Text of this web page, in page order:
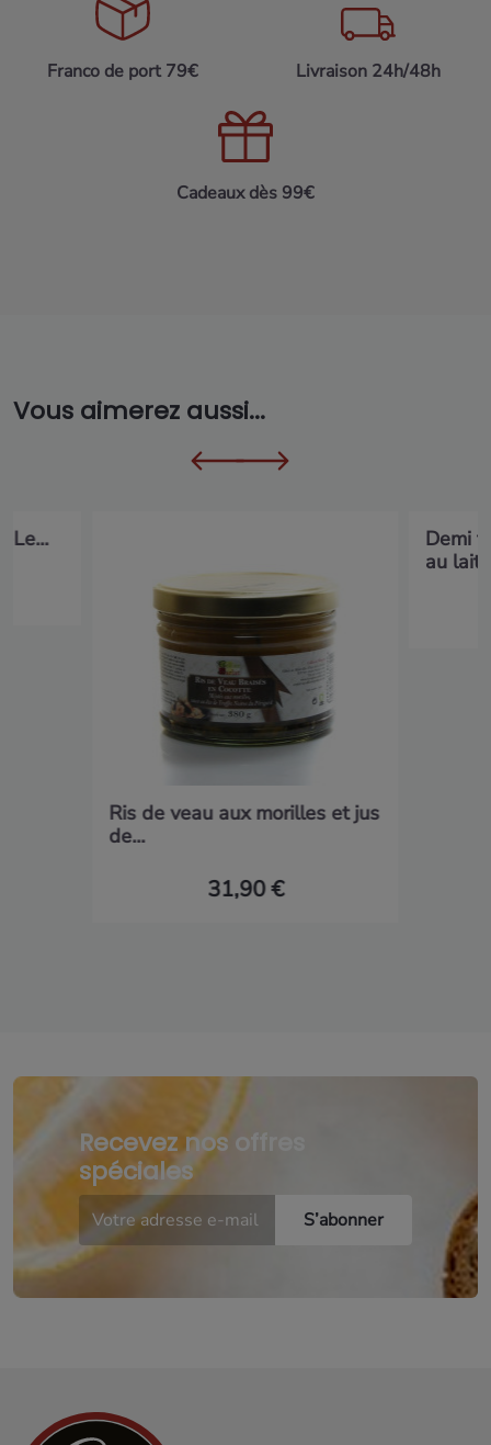
Franco de port 79€ Livraison 24h/48h
Cadeaux dès 99€
Vous aimerez aussi...
Le...
Ris de veau aux morilles et jus
de...
31,90 €
Demi
au
Recevez nos offres
spéciales